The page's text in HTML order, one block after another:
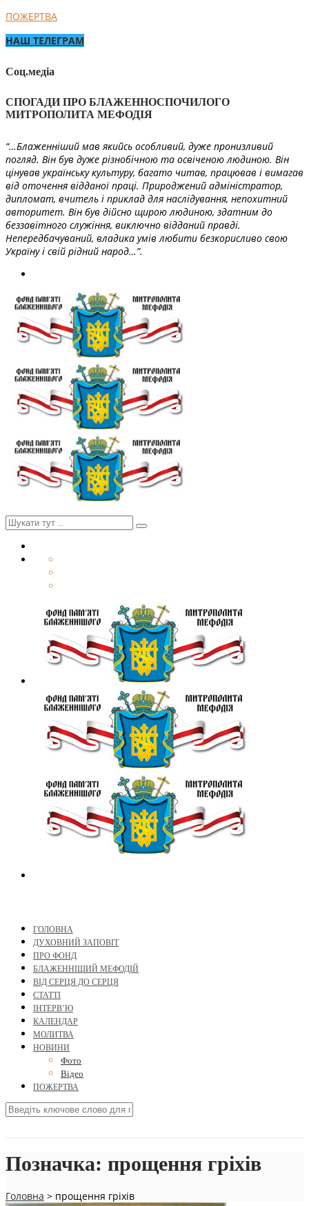
ПОЖЕРТВА
НАШ ТЕЛЕГРАМ
Соц.медіа
СПОГАДИ ПРО БЛАЖЕННОСПОЧИЛОГО
МИТРОПОЛИТА МЕФОДІЯ
“…Блаженніший мав якийсь особливий, дуже пронизливий
погляд. Він був дуже різнобічною та освіченою людиною. Він
цінував українську культуру, багато читав, працював і вимагав
від оточення відданої праці. Природжений адміністратор,
дипломат, вчитель і приклад для наслідування, непохитний
авторитет. Він був дійсно щирою людиною, здатним до
беззавітного служіння, виключно відданий правді.
Непередбачуваний, владика умів любити безкорисливо свою
Україну і свій рідний народ…”.
ГОЛОВНА
ДУХОВНИЙ ЗАПОВІТ
ПРО ФОНД
БЛАЖЕННІШИЙ МЕФОДІЙ
ВІД СЕРЦЯ ДО СЕРЦЯ
СТАТТІ
ІНТЕРВ’Ю
КАЛЕНДАР
МОЛИТВА
НОВИНИ
Фото
Відео
ПОЖЕРТВА
Позначка: прощення гріхів
Головна > прощення гріхів